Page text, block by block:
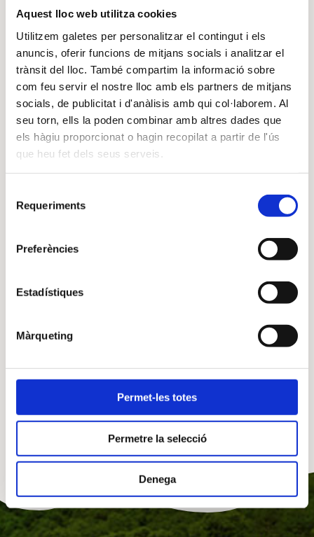
Aquest lloc web utilitza cookies
Utilitzem galetes per personalitzar el contingut i els
anuncis, oferir funcions de mitjans socials i analitzar el
trànsit del lloc. També compartim la informació sobre
com feu servir el nostre lloc amb els partners de mitjans
socials, de publicitat i d'anàlisis amb qui col·laborem. Al
seu torn, ells la poden combinar amb altres dades que
els hàgiu proporcionat o hagin recopilat a partir de l'ús
que heu fet dels seus serveis.
Requeriments
Preferències
Estadístiques
Màrqueting
Permet-les totes
Permetre la selecció
Denega
Productes de producció pròpia, llet de vaca eco de la
raça Brown Swiss (la suïssa d’abans), iogurt natural,
iogurt amb melmelada de maduixa del Pirineu i
iogurt desnatat, patata, gra i farina espelta, blat
persa (khorasan), llenya d’Alsina, etc.
Pots trucar-nos al telèfons687 97 43 02 – 607 84 22
83o apropar-te a la nostraexplotació ubicada a
AGROBOTIGA